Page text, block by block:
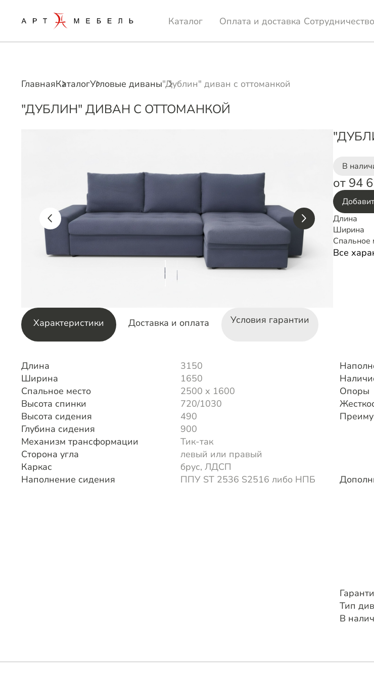
Каталог Оплата и доставка Сотрудничество
ГлавнаяКаталогУгловые диваны"Дублин" диван с оттоманкой
"ДУБЛИН" ДИВАН С ОТТОМАНКОЙ
В
от 94
Длина
Ширина
Спальное
Все
Характеристики Доставка и оплата Условия гарантии
Длина
3150
Ширина
1650
Спальное место
2500 х 1600
Высота спинки
720/1030
Высота сидения
490
Глубина сидения
900
Механизм трансформации
Тик-так
Сторона угла
левый или правый
Каркас
брус, ЛДСП
Наполнение сидения
ППУ ST 2536 S2516 либо НПБ
Опоры
Тип
В